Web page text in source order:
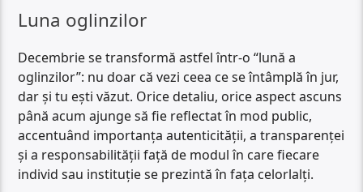
Luna oglinzilor
Decembrie se transformă astfel într-o “lună a
oglinzilor”: nu doar că vezi ceea ce se întâmplă în jur,
dar și tu ești văzut. Orice detaliu, orice aspect ascuns
până acum ajunge să fie reflectat în mod public,
accentuând importanța autenticității, a transparenței
și a responsabilității față de modul în care fiecare
individ sau instituție se prezintă în fața celorlalți.